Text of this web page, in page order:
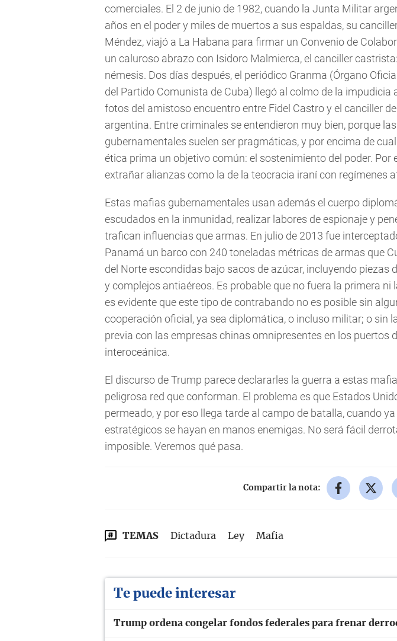
comerciales. El 2 de junio de 1982, cuando la Junta Militar
años en el poder y miles de muertos a sus espaldas, su
Méndez, viajó a La Habana para firmar un Convenio de
un caluroso abrazo con Isidoro Malmierca, el canciller
némesis. Dos días después, el periódico Granma (Órgano
del Partido Comunista de Cuba) llegó al colmo de la impudicia
fotos del amistoso encuentro entre Fidel Castro y el canciller
argentina. Entre criminales se entendieron muy bien, porque
gubernamentales suelen ser pragmáticas, y por encima de
ética prima un objetivo común: el sostenimiento del poder. Por
extrañar alianzas como la de la teocracia iraní con regímenes
Estas mafias gubernamentales usan además el cuerpo
escudados en la inmunidad, realizar labores de espionaje y
trafican influencias que armas. En julio de 2013 fue
Panamá un barco con 240 toneladas métricas de armas que
del Norte escondidas bajo sacos de azúcar, incluyendo piezas
y complejos antiaéreos. Es probable que no fuera la primera ni
es evidente que este tipo de contrabando no es posible sin
cooperación oficial, ya sea diplomática, o incluso militar; o sin
previa con las empresas chinas omnipresentes en los puertos
interoceánica.
El discurso de Trump parece declararles la guerra a estas
peligrosa red que conforman. El problema es que Estados
permeado, y por eso llega tarde al campo de batalla, cuando
estratégicos se hayan en manos enemigas. No será fácil
imposible. Veremos qué pasa.
Compartir la nota:
TEMAS Dictadura Ley Mafia
Te puede interesar
Trump ordena congelar fondos federales para frenar